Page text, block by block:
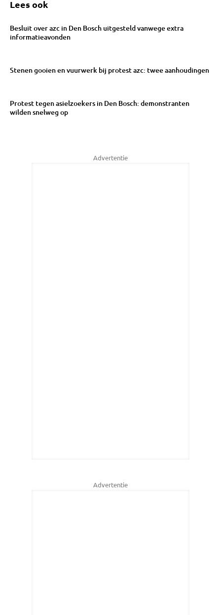
Lees ook
Besluit over azc in Den Bosch uitgesteld vanwege extra
informatieavonden
Stenen gooien en vuurwerk bij protest azc: twee aanhoudingen
Protest tegen asielzoekers in Den Bosch: demonstranten
wilden snelweg op
Advertentie
Advertentie